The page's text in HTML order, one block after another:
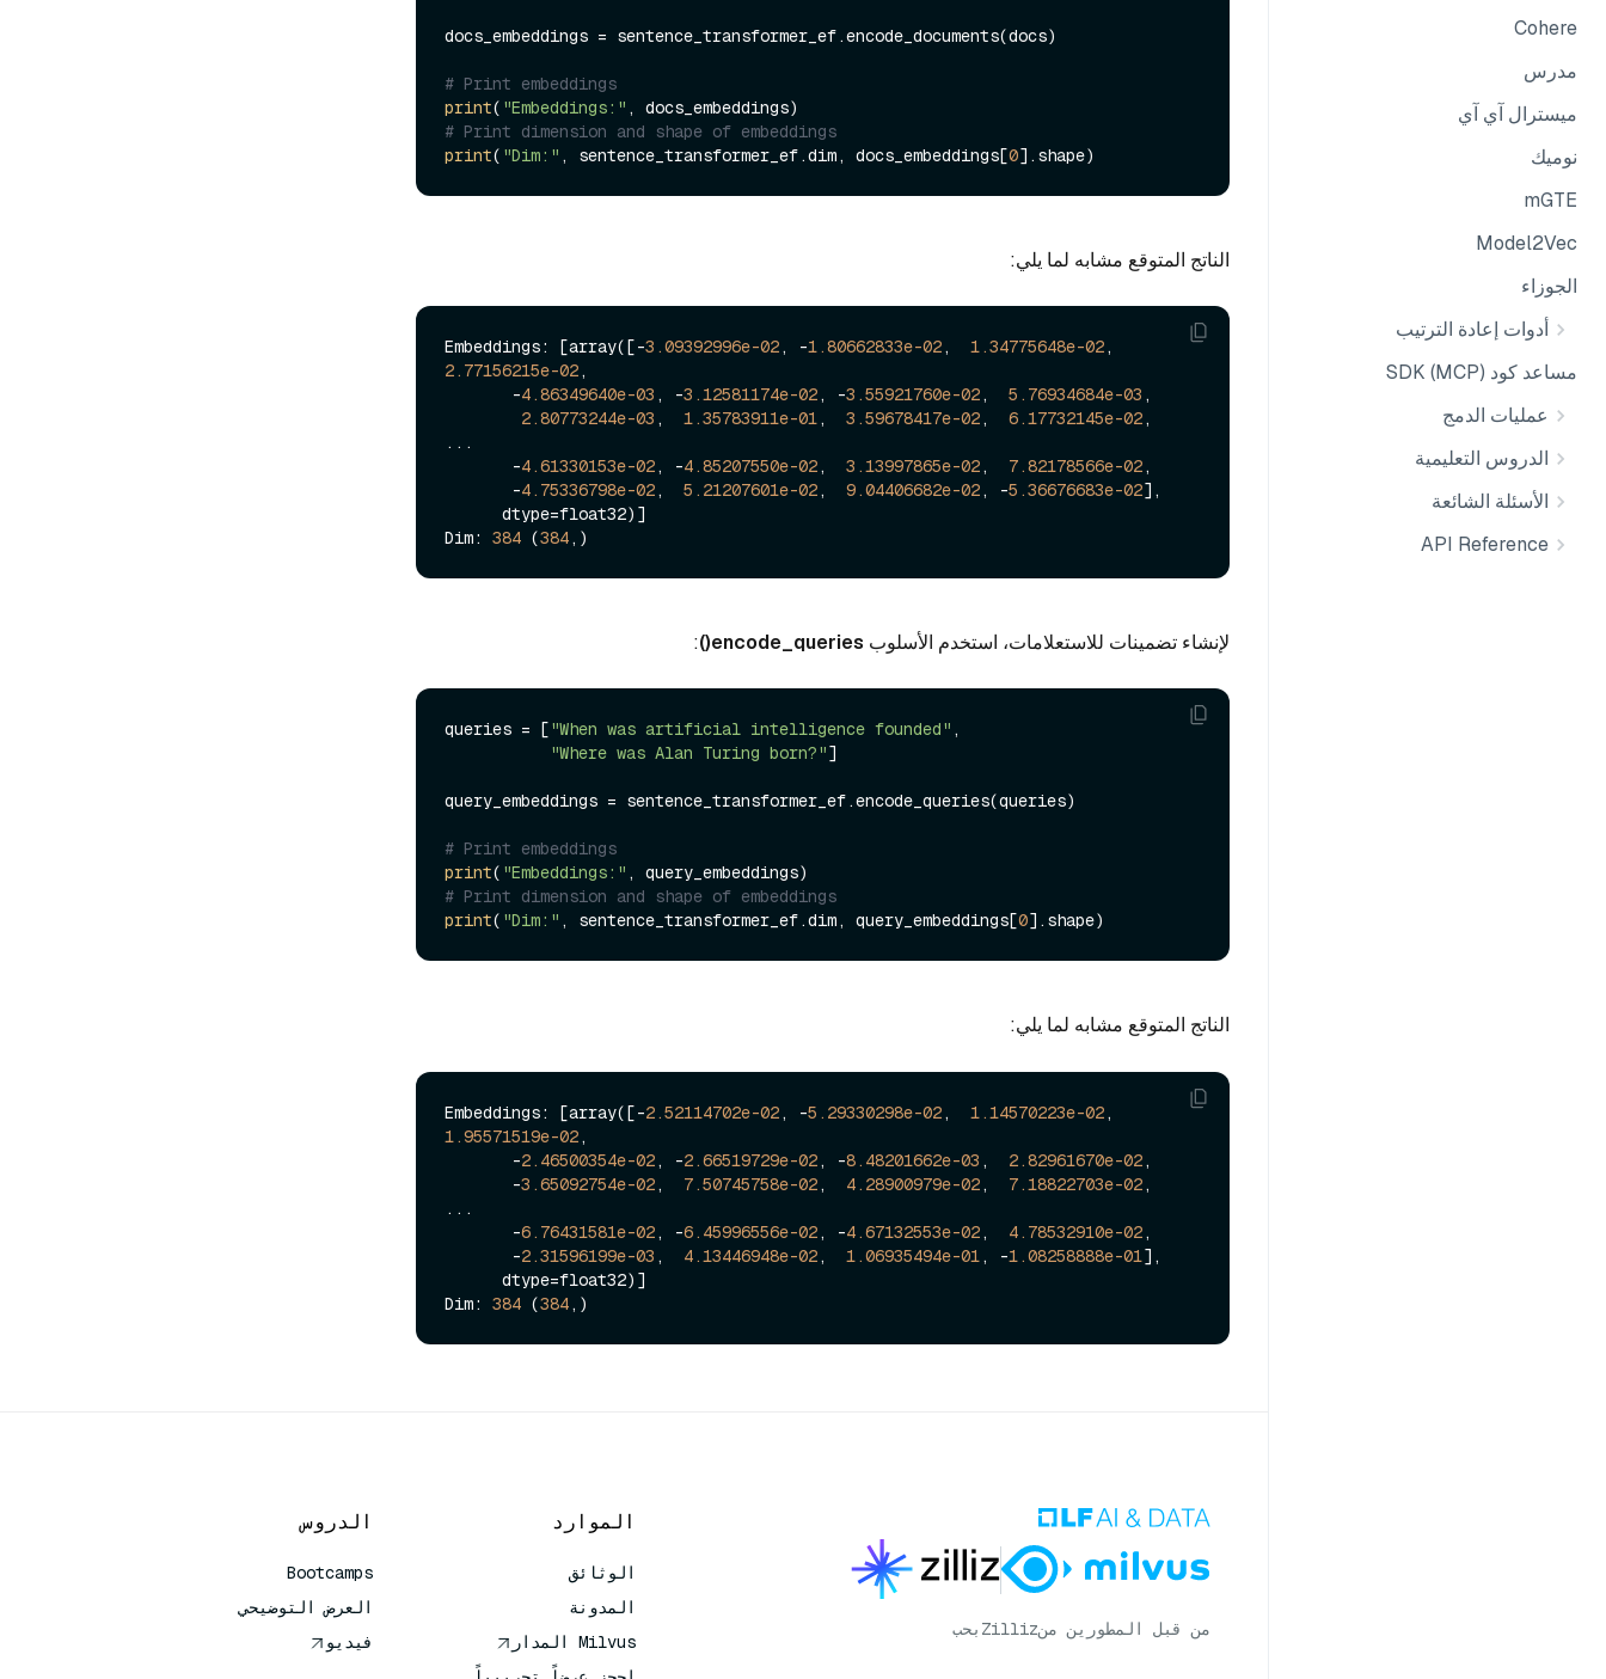
Cohere
مدرس
ميسترال آي آي
نوميك
mGTE
Model2Vec
الجوزاء
أدوات إعادة الترتيب
مساعد كود SDK (MCP)
عمليات الدمج
الدروس التعليمية
الأسئلة الشائعة
API Reference
docs_embeddings = sentence_transformer_ef.encode_documents(docs)
# Print embeddings
print( "Embeddings:"
# Print dimension and shape of embeddings
print( "Dim:" , sentence_transformer_ef.dim, docs_embeddings[0
الناتج المتوقع مشابه لما يلي:
Embeddings: [array([-3.09392996e-02, -1.80662833e-02, 1.34775648e-02
2.77156215e-02,
       -
4.86349640e-03 , -3.12581174e-02, -3.55921760e-02, 5.76934684e-03 ,
2.80773244e-03 , 1.35783911e-01, 3.59678417e-02, 6.17732145e-02,
...
       -
4.61330153e-02, -4.85207550e-02, 3.13997865e-02, 7.82178566e-02,
       -
4.75336798e-02, 5.21207601e-02, 9.04406682e-02, -5.36676683e-02],
Dim: 384 (384
لإنشاء تضمينات للاستعلامات، استخدم الأسلوب encode_queries()
:
queries = ["When was artificial intelligence founded" ,
"Where was Alan Turing born?"]
query_embeddings = sentence_transformer_ef.encode_queries(queries)
# Print embeddings
print( "Embeddings:"
# Print dimension and shape of embeddings
print( "Dim:" , sentence_transformer_ef.dim, query_embeddings[0
الناتج المتوقع مشابه لما يلي:
Embeddings: [array([-2.52114702e-02, -5.29330298e-02, 1.14570223e-02
1.95571519e-02,
       -
2.46500354e-02, -2.66519729e-02, -8.48201662e-03 , 2.82961670e-02,
       -
3.65092754e-02, 7.50745758e-02, 4.28900979e-02, 7.18822703e-02,
...
       -
6.76431581e-02, -6.45996556e-02, -4.67132553e-02, 4.78532910e-02,
       -
2.31596199e-03 , 4.13446948e-02, 1.06935494e-01, -1.08258888e-01],
Dim: 384 (384
من قبل المطورين منZilliz بحب
الموارد
الوثائق
المدونة
Milvus المدار
الدروس
Bootcamps
العرض التوضيحي
فيديو